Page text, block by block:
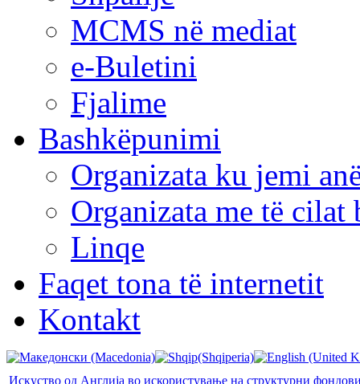
MCMS në mediat
e-Buletini
Fjalime
Bashkëpunimi
Organizata ku jemi
Organizata me të cilat
Linqe
Faqet tona të internetit
Kontakt
Искуство од Англија во искористување на структурни